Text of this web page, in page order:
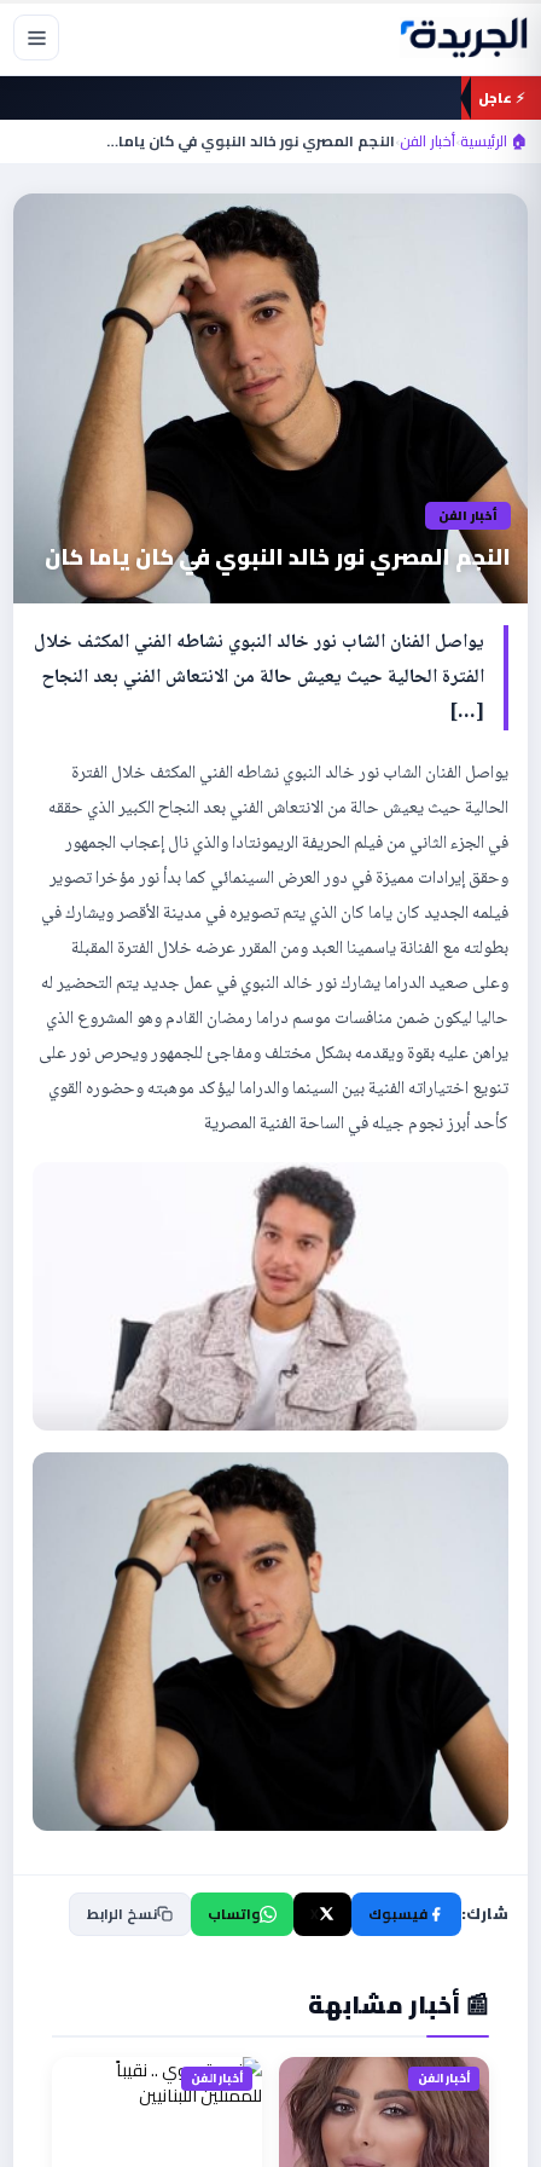
تخطي
المحتوى
⚡ عاجل
🏠 الرئيسية›أخبار الفن›النجم المصري نور خالد النبوي في كان ياما…
أخبار الفن
النجم المصري نور خالد النبوي في كان ياما كان
يواصل الفنان الشاب نور خالد النبوي نشاطه الفني المكثف خلال
الفترة الحالية حيث يعيش حالة من الانتعاش الفني بعد النجاح
[…]
يواصل الفنان الشاب نور خالد النبوي نشاطه الفني المكثف خلال الفترة
الحالية حيث يعيش حالة من الانتعاش الفني بعد النجاح الكبير الذي حققه
في الجزء الثاني من فيلم الحريفة الريمونتادا والذي نال إعجاب الجمهور
وحقق إيرادات مميزة في دور العرض السينمائي كما بدأ نور مؤخرا تصوير
فيلمه الجديد كان ياما كان الذي يتم تصويره في مدينة الأقصر ويشارك في
بطولته مع الفنانة ياسمينا العبد ومن المقرر عرضه خلال الفترة المقبلة
وعلى صعيد الدراما يشارك نور خالد النبوي في عمل جديد يتم التحضير له
حاليا ليكون ضمن منافسات موسم دراما رمضان القادم وهو المشروع الذي
يراهن عليه بقوة ويقدمه بشكل مختلف ومفاجئ للجمهور ويحرص نور على
تنويع اختياراته الفنية بين السينما والدراما ليؤكد موهبته وحضوره القوي
كأحد أبرز نجوم جيله في الساحة الفنية المصرية​
شارك: فيسبوك واتساب نسخ الرابط
📰 أخبار مشابهة
أخبار الفن أخبار الفن